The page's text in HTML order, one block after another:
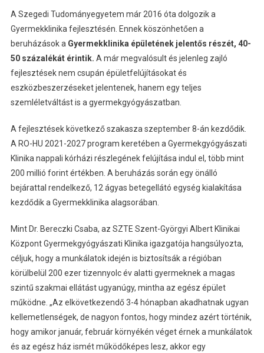
A Szegedi Tudományegyetem már 2016 óta dolgozik a
Gyermekklinika fejlesztésén. Ennek köszönhetően a
beruházások a Gyermekklinika épületének jelentős részét, 40-
50 százalékát érintik. A már megvalósult és jelenleg zajló
fejlesztések nem csupán épületfelújításokat és
eszközbeszerzéseket jelentenek, hanem egy teljes
szemléletváltást is a gyermekgyógyászatban.
A fejlesztések következő szakasza szeptember 8-án kezdődik.
A RO-HU 2021-2027 program keretében a Gyermekgyógyászati
Klinika nappali kórházi részlegének felújítása indul el, több mint
200 millió forint értékben. A beruházás során egy önálló
bejárattal rendelkező, 12 ágyas betegellátó egység kialakítása
kezdődik a Gyermekklinika alagsorában.
Mint Dr. Bereczki Csaba, az SZTE Szent-Györgyi Albert Klinikai
Központ Gyermekgyógyászati Klinika igazgatója hangsúlyozta,
céljuk, hogy a munkálatok idején is biztosítsák a régióban
körülbelül 200 ezer tizennyolc év alatti gyermeknek a magas
szintű szakmai ellátást ugyanúgy, mintha az egész épület
működne. „Az elkövetkezendő 3-4 hónapban akadhatnak ugyan
kellemetlenségek, de nagyon fontos, hogy mindez azért történik,
hogy amikor január, február környékén véget érnek a munkálatok
és az egész ház ismét működőképes lesz, akkor egy